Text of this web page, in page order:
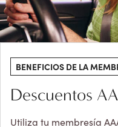
BENEFICIOS DE LA
Descuentos
Utiliza tu membresía